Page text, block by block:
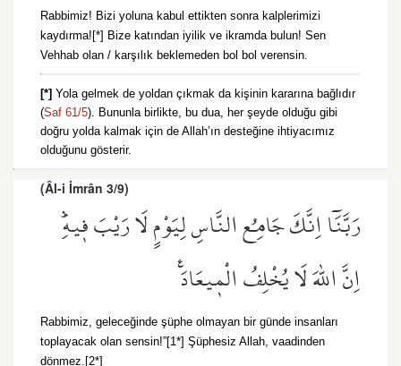
Rabbimiz! Bizi yoluna kabul ettikten sonra kalplerimizi
kaydırma![*] Bize katından iyilik ve ikramda bulun! Sen
Vehhab olan / karşılık beklemeden bol bol verensin.
[*] Yola gelmek de yoldan çıkmak da kişinin kararına bağlıdır
(Saf 61/5). Bununla birlikte, bu dua, her şeyde olduğu gibi
doğru yolda kalmak için de Allah’ın desteğine ihtiyacımız
olduğunu gösterir.
(Âl-i İmrân 3/9)
رَبَّنَٓا اِنَّكَ جَامِعُ النَّاسِ لِيَوْمٍ لَا رَيْبَ ف۪يهِۜ
اِنَّ اللّٰهَ لَا يُخْلِفُ الْم۪يعَادَ۟
Rabbimiz, geleceğinde şüphe olmayan bir günde insanları
toplayacak olan sensin!”[1*] Şüphesiz Allah, vaadinden
dönmez.[2*]